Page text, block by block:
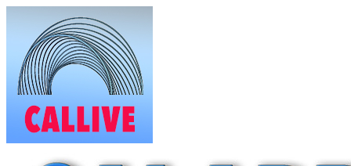
contenuto